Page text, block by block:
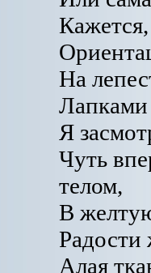
На
Лапками
Я
Чуть
телом,
В
Радости
Алая